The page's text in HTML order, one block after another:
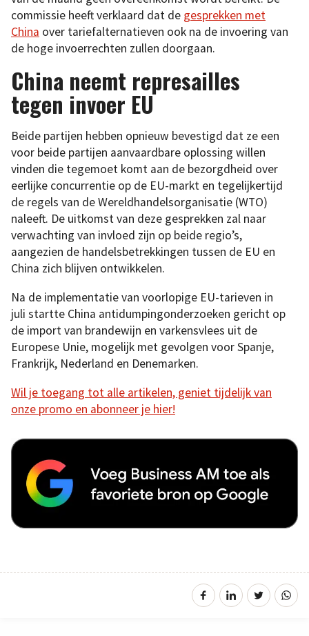
commissie heeft verklaard dat de gesprekken met
China over tariefalternatieven ook na de invoering van
de hoge invoerrechten zullen doorgaan.
China neemt represailles
tegen invoer EU
Beide partijen hebben opnieuw bevestigd dat ze een
voor beide partijen aanvaardbare oplossing willen
vinden die tegemoet komt aan de bezorgdheid over
eerlijke concurrentie op de EU-markt en tegelijkertijd
de regels van de Wereldhandelsorganisatie (WTO)
naleeft. De uitkomst van deze gesprekken zal naar
verwachting van invloed zijn op beide regio’s,
aangezien de handelsbetrekkingen tussen de EU en
China zich blijven ontwikkelen.
Na de implementatie van voorlopige EU-tarieven in
juli startte China antidumpingonderzoeken gericht op
de import van brandewijn en varkensvlees uit de
Europese Unie, mogelijk met gevolgen voor Spanje,
Frankrijk, Nederland en Denemarken.
Wil je toegang tot alle artikelen, geniet tijdelijk van
onze promo en abonneer je hier!